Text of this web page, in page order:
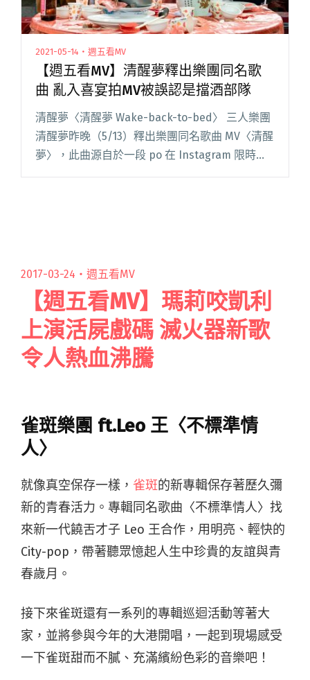
2021-05-14・週五看MV
【週五看MV】清醒夢釋出樂團同名歌
曲 亂入喜宴拍MV被誤認是擋酒部隊
清醒夢〈清醒夢 Wake-back-to-bed〉 三人樂團
清醒夢昨晚（5/13）釋出樂團同名歌曲 MV〈清醒
夢〉，此曲源自於一段 po 在 Instagram 限時動
態的簡單吉他樂句，中途加進樂器一度以為會變
2017-03-24・ 週五看MV
【週五看MV】瑪莉咬凱利
上演活屍戲碼 滅火器新歌
令人熱血沸騰
雀斑樂團 ft.Leo 王〈不標準情
人〉
就像真空保存一樣， 雀斑的新專輯保存著歷久彌
新的青春活力。專輯同名歌曲〈不標準情人〉找
來新一代饒舌才子 Leo 王合作，用明亮、輕快的
City-pop，帶著聽眾憶起人生中珍貴的友誼與青
春歲月。
接下來雀斑還有一系列的專輯巡迴活動等著大
家，並將參與今年的大港開唱，一起到現場感受
一下雀斑甜而不膩、充滿繽紛色彩的音樂吧！